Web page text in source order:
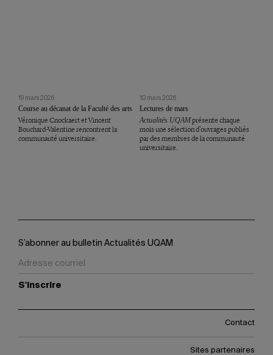
19 mars 2026
Course au décanat de la Faculté des arts
Véronique Cnockaert et Vincent
Bouchard-Valentine rencontrent la
communauté universitaire.
10 mars 2026
Lectures de mars
Actualités UQAMprésente chaque
mois une sélection d’ouvrages publiés
par des membres de la communauté
universitaire.
S’abonner au bulletin Actualités UQAM
S'inscrire
Contact
Sites partenaires